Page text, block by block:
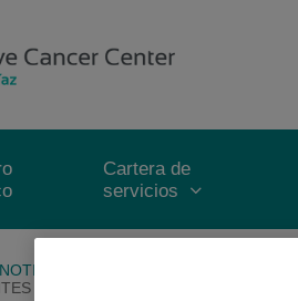
Cartera de
servicios
NOTICIAS
LA FUNDACIÓN
CON CÁNCER DE VEJIGA